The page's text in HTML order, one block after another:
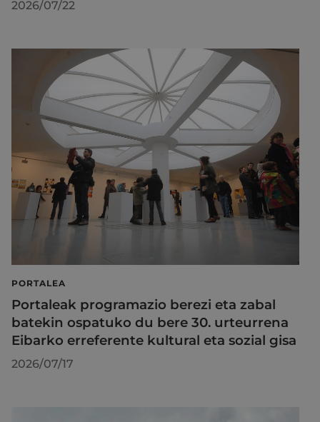
2026/07/22
PORTALEA
Portaleak programazio berezi eta zabal
batekin ospatuko du bere 30. urteurrena
Eibarko erreferente kultural eta sozial gisa
2026/07/17